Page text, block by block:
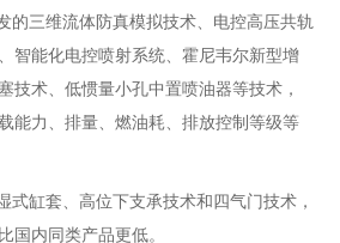
三维流体防真模拟技术、电控高压共轨
智能化电控喷射系统、霍尼韦尔新型增
技术、低惯量小孔中置喷油器等技术，
能力、排量、燃油耗、排放控制等级等
缸套、高位下支承技术和四气门技术，
国内同类产品更低。